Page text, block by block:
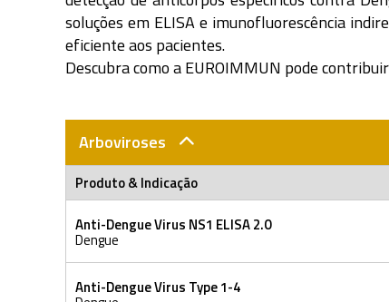
soluções em ELISA e imunofluorescência
eficiente aos pacientes.
Descubra como a EUROIMMUN pode
Arboviroses
Produto & Indicação
Anti-Dengue Virus NS1 ELISA 2.0
Dengue
Anti-Dengue Virus Type 1-4